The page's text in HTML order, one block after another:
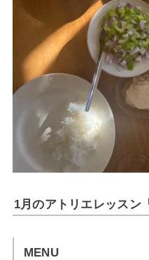
1月のアトリエレッスン
MENU